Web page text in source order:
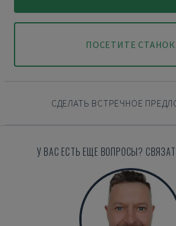
ПОСЕТИТЕ СТАНОК
СДЕЛАТЬ ВСТРЕЧНОЕ
У ВАС ЕСТЬ ЕЩЕ ВОПРОСЫ?